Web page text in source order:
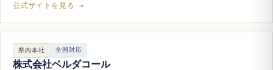
公式サイトを見る →
県内本社 全国対応
株式会社ベルダコール